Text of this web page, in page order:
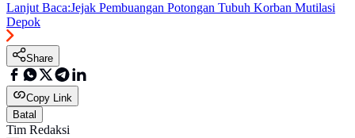
Lanjut Baca:Jejak Pembuangan Potongan Tubuh Korban Mutilasi
Depok
Share
Copy Link
Batal
Tim Redaksi